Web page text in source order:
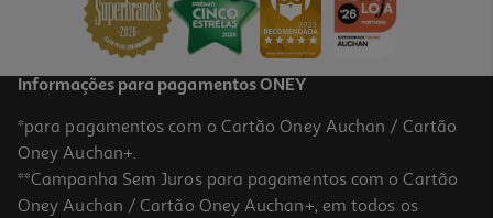
Informações para pagamentos ONEY
*para pagamentos com o Cartão Oney Auchan / Cartão
Oney Auchan+.
**Campanha Sem Juros para pagamentos com o Cartão
Oney Auchan / Cartão Oney Auchan+, em todos os